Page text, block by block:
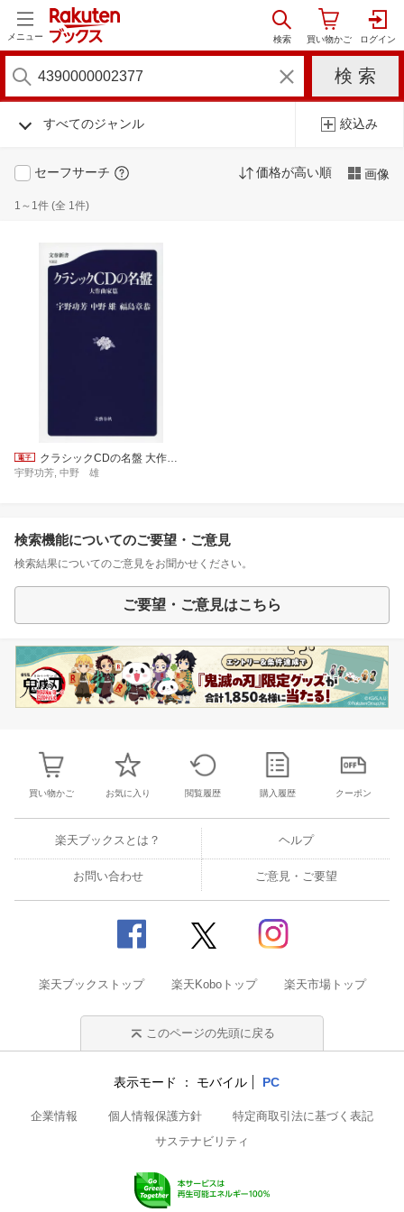
メニュー
すべてのジャンル 絞込み
セーフサーチ 価格が高い順 画像
1～1件 (全 1件)
クラシックCDの名盤 大作曲家篇
宇野功芳, 中野 雄
検索機能についてのご要望・ご意見
検索結果についてのご意見をお聞かせください。
ご要望・ご意見はこちら
買い物かご お気に入り 閲覧履歴 購入履歴 クーポン
楽天ブックスとは？ ヘルプ
お問い合わせ ご意見・ご要望
楽天ブックストップ 楽天Koboトップ 楽天市場トップ
このページの先頭に戻る
表示モード モバイル PC
企業情報 個人情報保護方針
特定商取引法に基づく表記
サステナビリティ